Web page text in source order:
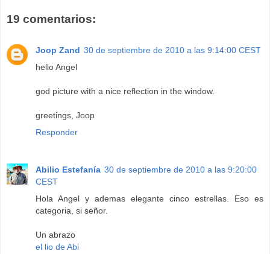
19 comentarios:
Joop Zand 30 de septiembre de 2010 a las 9:14:00 CEST
hello Angel
god picture with a nice reflection in the window.
greetings, Joop
Responder
Abilio Estefanía 30 de septiembre de 2010 a las 9:20:00
CEST
Hola Angel y ademas elegante cinco estrellas. Eso es
categoria, si señor.
Un abrazo
el lio de Abi